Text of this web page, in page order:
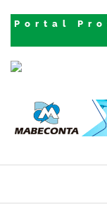
Portal